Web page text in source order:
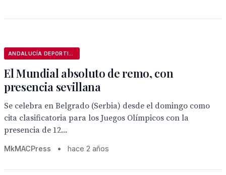
El Mundial absoluto de remo, con
presencia sevillana
Se celebra en Belgrado (Serbia) desde el domingo como
cita clasificatoria para los Juegos Olímpicos con la
presencia de 12...
MkMACPress • hace 2 años